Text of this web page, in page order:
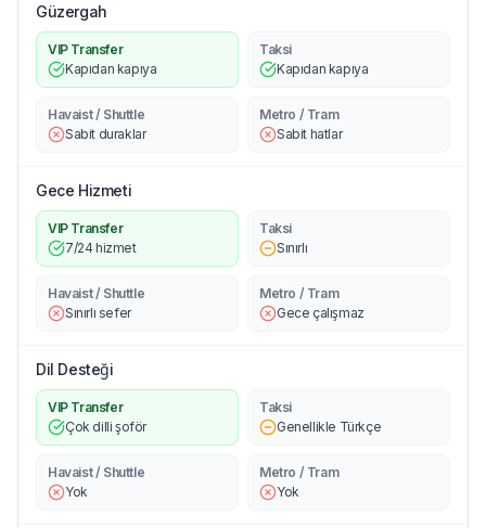
Güzergah
VIP Transfer
Kapıdan kapıya
Taksi
Kapıdan kapıya
Havaist / Shuttle
Sabit duraklar
Metro / Tram
Sabit hatlar
Gece Hizmeti
VIP Transfer
7/24 hizmet
Taksi
Sınırlı
Havaist / Shuttle
Sınırlı sefer
Metro / Tram
Gece çalışmaz
Dil Desteği
VIP Transfer
Çok dilli şoför
Taksi
Genellikle Türkçe
Havaist / Shuttle
Yok
Metro / Tram
Yok